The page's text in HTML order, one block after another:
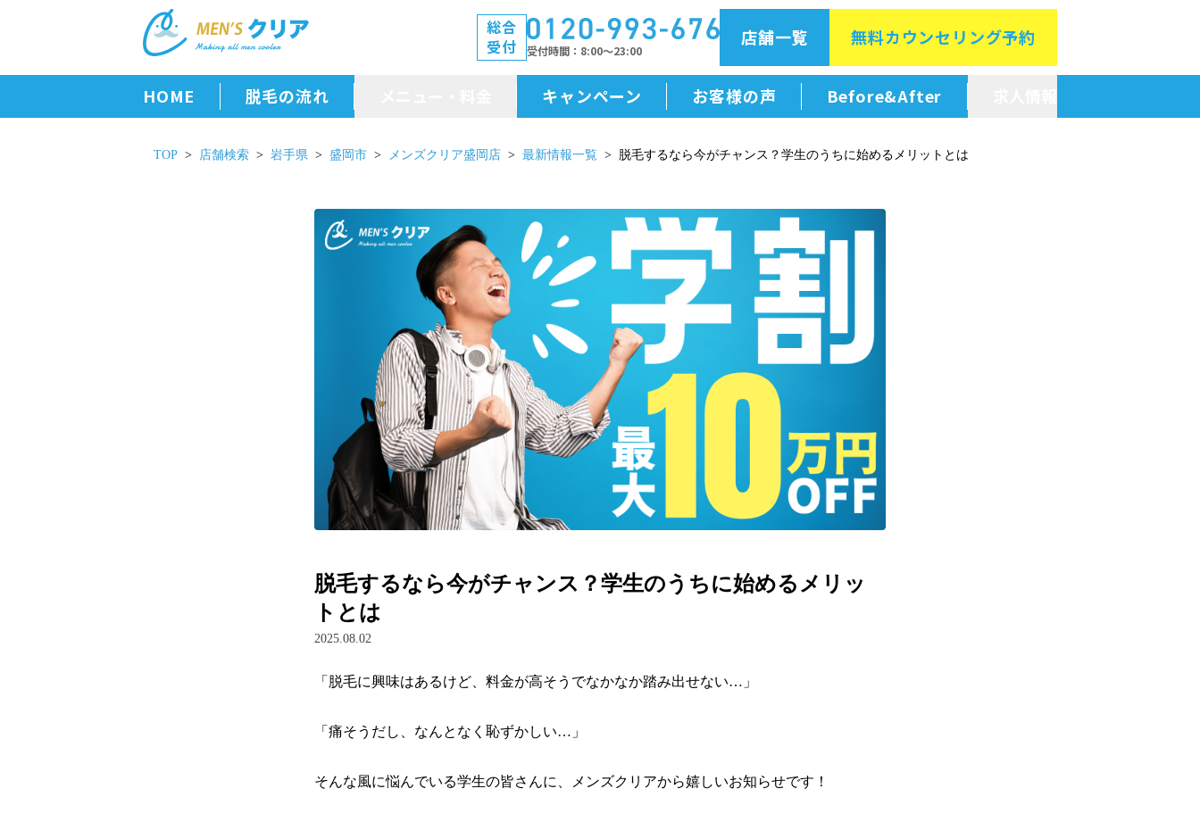
総合
受付
受付時間 8:00～23:00
店舗一覧 無料カウンセリング予約
HOME 脱毛の流れ
メニュー・料金
キャンペーン お客様の声 Before&After
TOP 店舗検索 岩手県 盛岡市 メンズクリア盛岡店 最新情報一覧 脱毛するなら今がチャンス？学生のうちに始めるメリットとは
脱毛するなら今がチャンス？学生のうちに始めるメリッ
トとは
2025.08.02
「脱毛に興味はあるけど、料金が高そうでなかなか踏み出せない…」
「痛そうだし、なんとなく恥ずかしい…」
そんな風に悩んでいる学生の皆さんに、メンズクリアから嬉しいお知らせです！